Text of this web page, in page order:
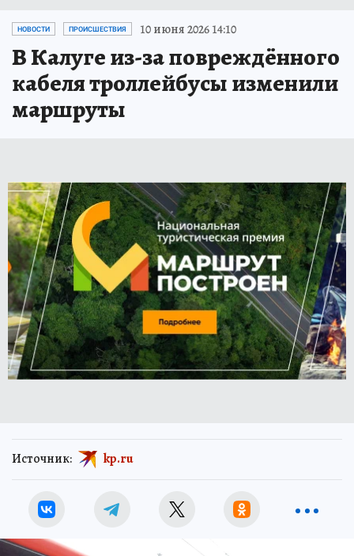
НОВОСТИ ПРОИСШЕСТВИЯ 10 июня 2026 14:10
В Калуге из-за повреждённого
кабеля троллейбусы изменили
маршруты
Источник: kp.ru